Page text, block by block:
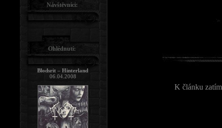
K článku
Návštěvníci:
Ohlédnutí:
Blodsrit – Hinterland
06.04.2008